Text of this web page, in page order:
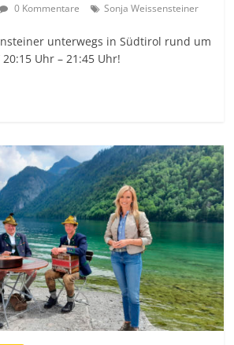
0 Kommentare Sonja Weissensteiner
unterwegs in Südtirol rund um
Uhr – 21:45 Uhr!